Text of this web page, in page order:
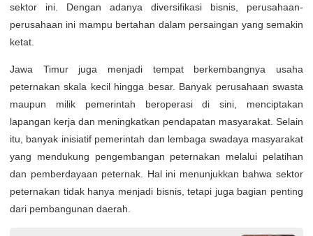
sektor ini. Dengan adanya diversifikasi bisnis, perusahaan-
perusahaan ini mampu bertahan dalam persaingan yang semakin
ketat.
Jawa Timur juga menjadi tempat berkembangnya usaha
peternakan skala kecil hingga besar. Banyak perusahaan swasta
maupun milik pemerintah beroperasi di sini, menciptakan
lapangan kerja dan meningkatkan pendapatan masyarakat. Selain
itu, banyak inisiatif pemerintah dan lembaga swadaya masyarakat
yang mendukung pengembangan peternakan melalui pelatihan
dan pemberdayaan peternak. Hal ini menunjukkan bahwa sektor
peternakan tidak hanya menjadi bisnis, tetapi juga bagian penting
dari pembangunan daerah.